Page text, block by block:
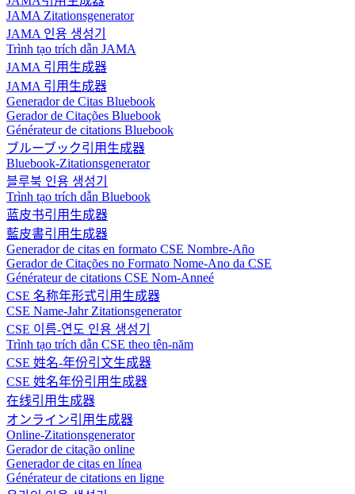
JAMA Zitationsgenerator
JAMA 인용 생성기
Trình tạo trích dẫn JAMA
JAMA 引用生成器
JAMA 引用生成器
Generador de Citas Bluebook
Gerador de Citações Bluebook
Générateur de citations Bluebook
ブルーブック引用生成器
Bluebook-Zitationsgenerator
블루북 인용 생성기
Trình tạo trích dẫn Bluebook
蓝皮书引用生成器
藍皮書引用生成器
Generador de citas en formato CSE Nombre-Año
Gerador de Citações no Formato Nome-Ano da CSE
Générateur de citations CSE Nom-Anneé
CSE 名称年形式引用生成器
CSE Name-Jahr Zitationsgenerator
CSE 이름-연도 인용 생성기
Trình tạo trích dẫn CSE theo tên-năm
CSE 姓名-年份引文生成器
CSE 姓名年份引用生成器
在线引用生成器
オンライン引用生成器
Online-Zitationsgenerator
Gerador de citação online
Generador de citas en línea
Générateur de citations en ligne